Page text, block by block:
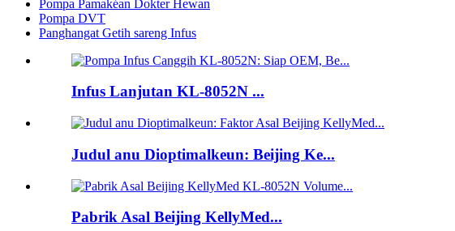
Pompa Pamakéan Dokter Hewan
Pompa DVT
Panghangat Getih sareng Infus
Infus Lanjutan KL-8052N ...
Judul anu Dioptimalkeun: Beijing Ke...
Pabrik Asal Beijing KellyMed...